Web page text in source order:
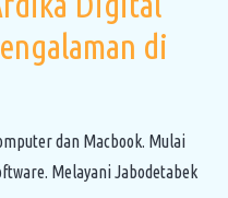
di
dan Macbook. Mulai
Melayani Jabodetabek